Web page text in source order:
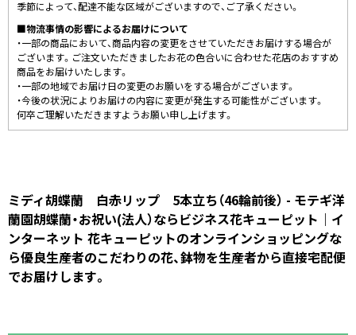
季節によって、配達不能な区域がございますので、ご了承ください。
■物流事情の影響によるお届けについて
・一部の商品において、商品内容の変更をさせていただきお届けする場合が
ございます。ご注文いただきましたお花の色合いに合わせた花店のおすすめ
商品をお届けいたします。
・一部の地域でお届け日の変更のお願いをする場合がございます。
・今後の状況によりお届けの内容に変更が発生する可能性がございます。
何卒ご理解いただきますようお願い申し上げます。
ミディ胡蝶蘭 白赤リップ 5本立ち（46輪前後） - モテギ洋
蘭園胡蝶蘭・お祝い(法人）ならビジネス花キューピット｜イ
ンターネット 花キューピットのオンラインショッピングな
ら優良生産者のこだわりの花、鉢物を生産者から直接宅配便
でお届けします。